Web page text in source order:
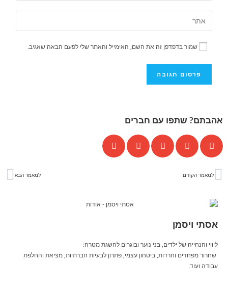
שמור בדפדפן זה את השם, האימייל והאתר שלי לפעם הבאה שאגיב.
אהבתם? שתפו עם חברים
למאמר הקודם למאמר הבא
אסתי ויסמן
ליווי והנחייה של ילדים, בני נוער ובוגרים להשגת מטרה:
שחרור מפחדים וחרדות, ביטחון עצמי, פתרון לבעיות חברתיות, מציאת והחלפת
עבודה ועוד.